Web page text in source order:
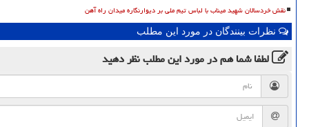
نقش خردسالان شهید میناب با لباس تیم ملی بر دیوارنگاره میدان راه آهن
نظرات بینندگان در مورد این مطلب
لطفا شما همدر مورد این مطلبنظر دهید